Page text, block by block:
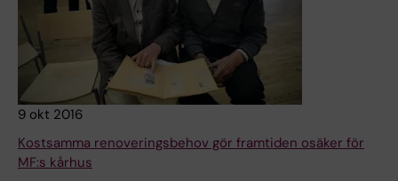
9 okt 2016
Kostsamma renoveringsbehov gör framtiden osäker för
MF:s kårhus